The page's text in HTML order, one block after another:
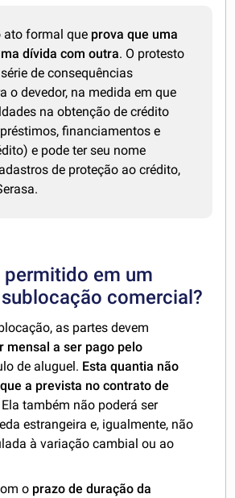
ato formal que prova que uma
dívida com outra. O protesto
de consequências
o devedor, na medida em que
na obtenção de crédito
financiamentos e
e pode ter seu nome
de proteção ao crédito,
permitido em um
comercial?
as partes devem
mensal a ser pago pelo
de aluguel. Esta quantia não
a prevista no contrato de
Ela também não poderá ser
estrangeira e, igualmente, não
à variação cambial ou ao
o prazo de duração da